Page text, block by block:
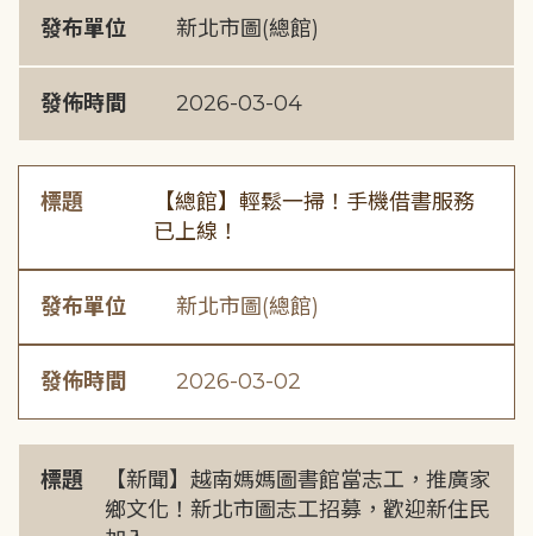
發布單位 新北市圖(總館)
發佈時間 2026-03-04
標題
【總館】輕鬆一掃！手機借書服務
已上線！
發布單位 新北市圖(總館)
發佈時間 2026-03-02
標題
【新聞】越南媽媽圖書館當志工，推廣家
鄉文化！新北市圖志工招募，歡迎新住民